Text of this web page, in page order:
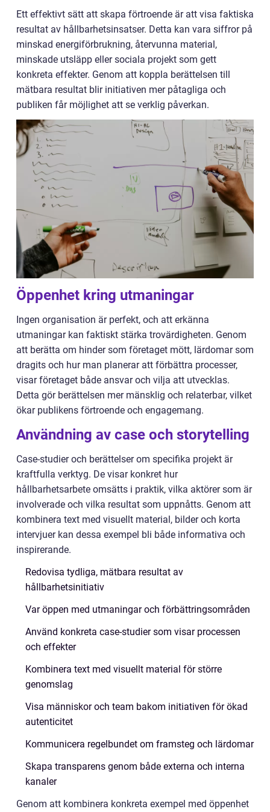
Ett effektivt sätt att skapa förtroende är att visa faktiska
resultat av hållbarhetsinsatser. Detta kan vara siffror på
minskad energiförbrukning, återvunna material,
minskade utsläpp eller sociala projekt som gett
konkreta effekter. Genom att koppla berättelsen till
mätbara resultat blir initiativen mer påtagliga och
publiken får möjlighet att se verklig påverkan.
Öppenhet kring utmaningar
Ingen organisation är perfekt, och att erkänna
utmaningar kan faktiskt stärka trovärdigheten. Genom
att berätta om hinder som företaget mött, lärdomar som
dragits och hur man planerar att förbättra processer,
visar företaget både ansvar och vilja att utvecklas.
Detta gör berättelsen mer mänsklig och relaterbar, vilket
ökar publikens förtroende och engagemang.
Användning av case och storytelling
Case-studier och berättelser om specifika projekt är
kraftfulla verktyg. De visar konkret hur
hållbarhetsarbete omsätts i praktik, vilka aktörer som är
involverade och vilka resultat som uppnåtts. Genom att
kombinera text med visuellt material, bilder och korta
intervjuer kan dessa exempel bli både informativa och
inspirerande.
Redovisa tydliga, mätbara resultat av
hållbarhetsinitiativ
Var öppen med utmaningar och förbättringsområden
Använd konkreta case-studier som visar processen
och effekter
Kombinera text med visuellt material för större
genomslag
Visa människor och team bakom initiativen för ökad
autenticitet
Kommunicera regelbundet om framsteg och lärdomar
Skapa transparens genom både externa och interna
kanaler
Genom att kombinera konkreta exempel med öppenhet